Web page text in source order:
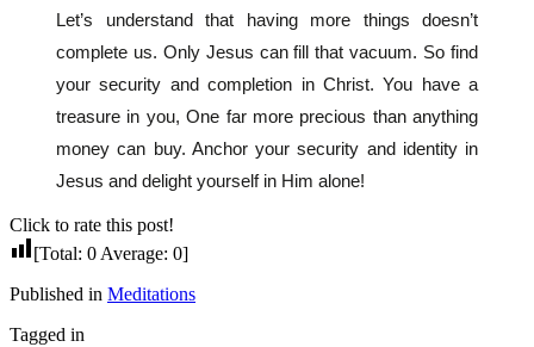
Let’s understand that having more things doesn’t
complete us. Only Jesus can fill that vacuum. So find
your security and completion in Christ. You have a
treasure in you, One far more precious than anything
money can buy. Anchor your security and identity in
Jesus and delight yourself in Him alone!
Click to rate this post!
[Total: 0 Average: 0]
Published in Meditations
Tagged in